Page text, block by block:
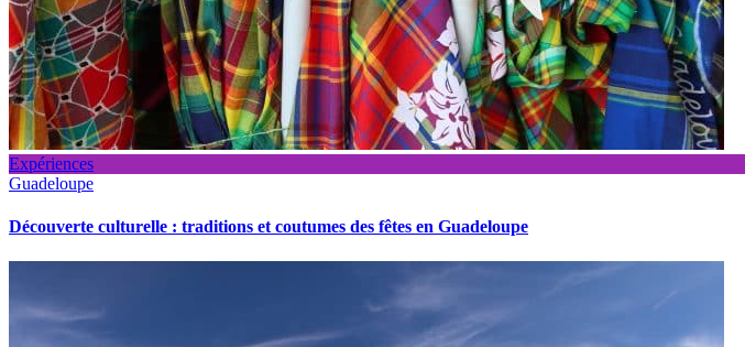
Expériences
Guadeloupe
Découverte culturelle : traditions et coutumes des fêtes en Guadeloupe